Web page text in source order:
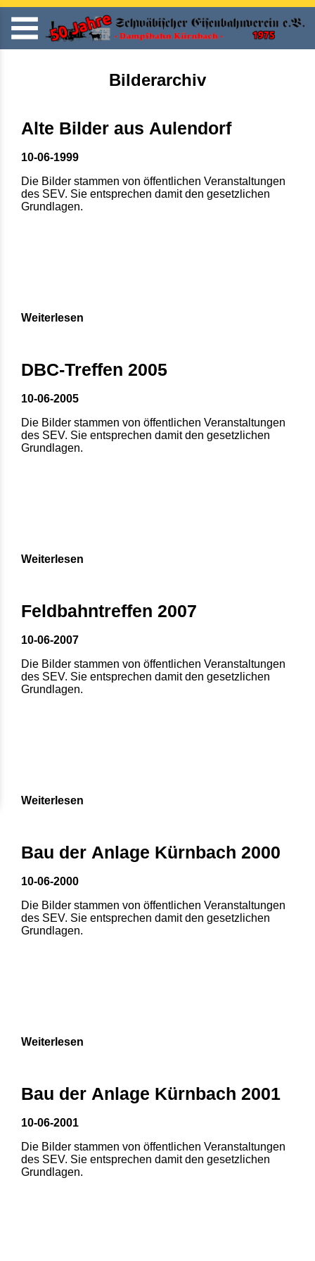
Bilderarchiv
Alte Bilder aus Aulendorf
10-06-1999
Die Bilder stammen von öffentlichen Veranstaltungen
des SEV. Sie entsprechen damit den gesetzlichen
Grundlagen.
Weiterlesen
DBC-Treffen 2005
10-06-2005
Die Bilder stammen von öffentlichen Veranstaltungen
des SEV. Sie entsprechen damit den gesetzlichen
Grundlagen.
Weiterlesen
Feldbahntreffen 2007
10-06-2007
Die Bilder stammen von öffentlichen Veranstaltungen
des SEV. Sie entsprechen damit den gesetzlichen
Grundlagen.
Weiterlesen
Bau der Anlage Kürnbach 2000
10-06-2000
Die Bilder stammen von öffentlichen Veranstaltungen
des SEV. Sie entsprechen damit den gesetzlichen
Grundlagen.
Weiterlesen
Bau der Anlage Kürnbach 2001
10-06-2001
Die Bilder stammen von öffentlichen Veranstaltungen
des SEV. Sie entsprechen damit den gesetzlichen
Grundlagen.